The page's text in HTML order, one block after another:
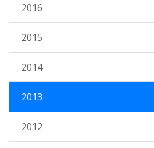
2016
2015
2014
2013
2012